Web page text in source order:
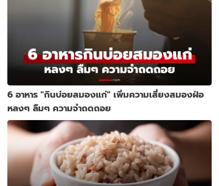
6 อาหาร "กินบ่อยสมองแก่" เพิ่มความเสี่ยงสมองฝ่อ
หลงๆ ลืมๆ ความจำถดถอย